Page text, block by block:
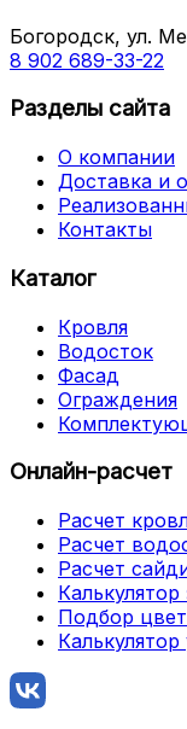
Богородск, ул.
8 902 689-33-22
Разделы сайта
О компании
Доставка и
Контакты
Каталог
Кровля
Водосток
Фасад
Ограждения
Онлайн-расчет
Расчет
Расчет
Расчет
Калькулятор
Подбор